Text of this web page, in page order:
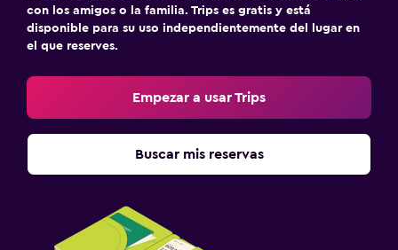
con los amigos o la familia. Trips es gratis y está
disponible para su uso independientemente del lugar en
el que reserves.
Empezar a usar Trips
Buscar mis reservas